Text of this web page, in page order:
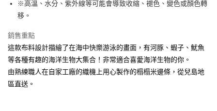
1.本服務由台灣大哥大提供，台灣大哥大用戶可立即使用無須另外申請。
流程，驗證手機門號後，選擇欲分期的期數、繳款截止日，確認付款後即完
3.實際核准額度、可分期數及費用金額請依後續交易確認頁面所載為準。
4.訂單成立30分鐘內，如未前往確認交易或遇審核未通過，訂單將自動取
法說明評估內容。
【繳款方式說明】
1.分期款項不併入電信帳單，「大哥付你分期」於每月結算日後寄送繳費提
醒簡訊。
相關說明
AFTEE先享後付是「在收到商品之後才付款」的支付方式。 讓您購物簡單
便利好安心！
１．簡單：不需註冊會員、不需綁卡、不需儲值。
２．便利：只要手機號碼，簡訊認證，即可結帳。
【「AFTEE先享後付」結帳流程】
全家取貨付款
每筆NT$65，滿NT$1,500(含以上)免運費
※高溫、水分、紫外線等可能會導致收縮、褪色、變色或顏色轉
移。
銷售重點
這款布料設計描繪了在海中快樂游泳的畫面，有河豚、蝦子、魷魚
等各種有趣的海洋生物大集合！非常適合喜愛海洋生物的你。
由熟練職人在自家工廠的織機上用心製作的榻榻米邊條，從兒島地
區直送。